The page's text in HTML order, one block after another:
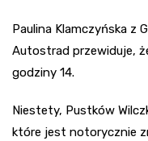
Paulina Klamczyńska z
Autostrad przewiduje,
godziny 14.
Niestety, Pustków
które jest notorycznie